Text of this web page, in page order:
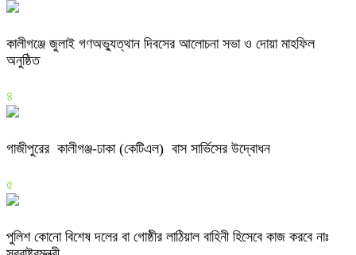
কালীগঞ্জে জুলাই গণঅভ্যুত্থান দিবসের আলোচনা সভা ও দোয়া মাহফিল
অনুষ্ঠিত
৪
গাজীপুরের কালীগঞ্জ-ঢাকা (কেটিএল) বাস সার্ভিসের উদ্বোধন
৫
পুলিশ কোনো বিশেষ দলের বা গোষ্ঠীর লাঠিয়াল বাহিনী হিসেবে কাজ করবে নাঃ